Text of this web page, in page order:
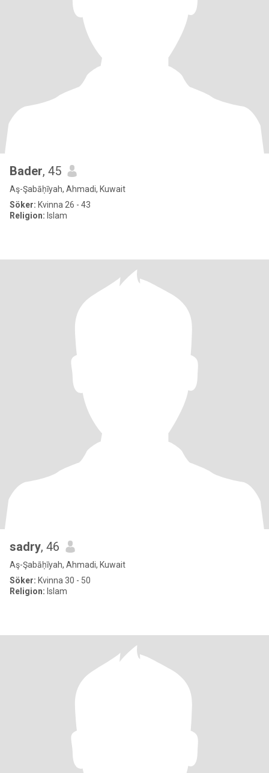
Bader, 45
Aş-Şabāḥīyah, Ahmadi, Kuwait
Söker: Kvinna 26 - 43
Religion: Islam
sadry, 46
Aş-Şabāḥīyah, Ahmadi, Kuwait
Söker: Kvinna 30 - 50
Religion: Islam